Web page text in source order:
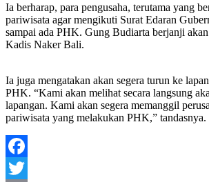
Ia berharap, para pengusaha, terutama yang
pariwisata agar mengikuti Surat Edaran
sampai ada PHK. Gung Budiarta berjanji
Kadis Naker Bali.
Ia juga mengatakan akan segera turun ke
PHK. “Kami akan melihat secara langsung
lapangan. Kami akan segera memanggil
pariwisata yang melakukan PHK,” tandasnya.
Facebook